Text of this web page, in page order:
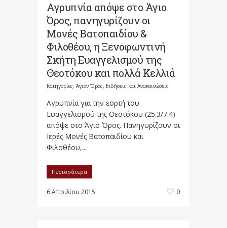
Αγρυπνία απόψε στο Άγιο
Όρος, πανηγυρίζουν οι
Μονές Βατοπαιδίου &
Φιλοθέου, η Ξενοφωντινή
Σκήτη Ευαγγελισμού της
Θεοτόκου και πολλά Κελλιά
Κατηγορίες: Άγιον Όρος, Ειδήσεις και Ανακοινώσεις
Αγρυπνία για την εορτή του
Ευαγγελισμού της Θεοτόκου (25.3/7.4)
απόψε στο Άγιο Όρος. Πανηγυρίζουν οι
Ιερές Μονές Βατοπαιδίου και
Φιλοθέου,...
Περισσότερα
6 Απριλίου 2015 0